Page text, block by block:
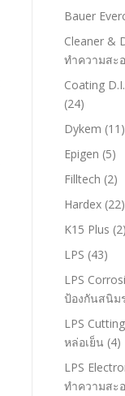
Bauer
Cleaner &
ทำความสะ
Coating
(24)
Dykem (11)
Epigen (5)
Filltech (2)
Hardex (22)
K15 Plus (2)
LPS (43)
LPS
ป้องกันสนิม
LPS
หล่อเย็น (4)
LPS
ทำความสะ